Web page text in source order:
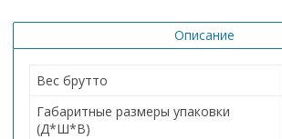
Описание
Вес брутто
Габаритные размеры упаковки
(Д*Ш*В)